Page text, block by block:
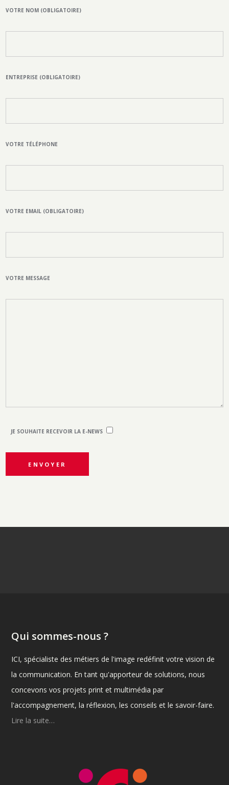
VOTRE NOM (OBLIGATOIRE)
ENTREPRISE (OBLIGATOIRE)
VOTRE TÉLÉPHONE
VOTRE EMAIL (OBLIGATOIRE)
VOTRE MESSAGE
JE SOUHAITE RECEVOIR LA E-NEWS
Qui sommes-nous ?
ICI, spécialiste des métiers de l'image redéfinit votre vision de
la communication. En tant qu'apporteur de solutions, nous
concevons vos projets print et multimédia par
l'accompagnement, la réflexion, les conseils et le savoir-faire.
Lire la suite…